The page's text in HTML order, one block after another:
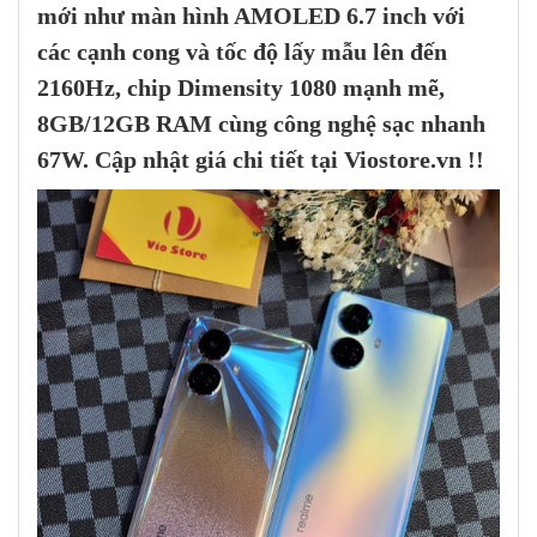
mới như màn hình AMOLED 6.7 inch với
các cạnh cong và tốc độ lấy mẫu lên đến
2160Hz, chip Dimensity 1080 mạnh mẽ,
8GB/12GB RAM cùng công nghệ sạc nhanh
67W. Cập nhật giá chi tiết tại Viostore.vn !!